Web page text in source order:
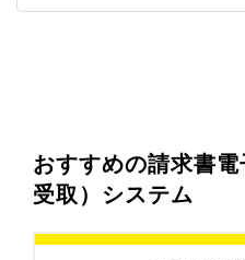
おすすめの請求書電
受取）システム